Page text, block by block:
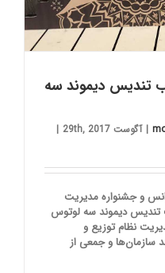
تندیس دیموند سه
| آگوست 29th, 2017
|
و جشنواره مدیریت
دیموند سه لوتوس
نظام توزیع و
سازمان‌ها و جمعی از